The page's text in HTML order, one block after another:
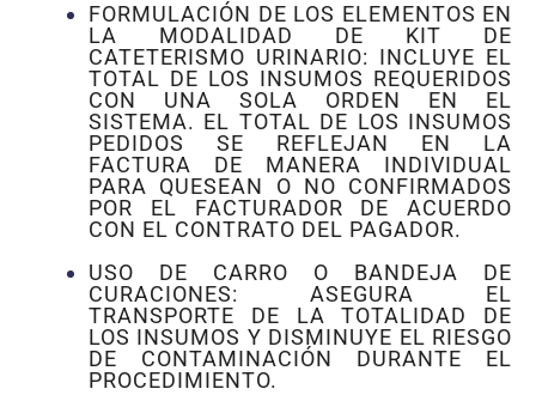
FORMULACIÓN DE LOS ELEMENTOS EN
LA MODALIDAD DE KIT DE
CATETERISMO URINARIO: INCLUYE EL
TOTAL DE LOS INSUMOS REQUERIDOS
CON UNA SOLA ORDEN EN EL
SISTEMA. EL TOTAL DE LOS INSUMOS
PEDIDOS SE REFLEJAN EN LA
FACTURA DE MANERA INDIVIDUAL
PARA QUESEAN O NO CONFIRMADOS
POR EL FACTURADOR DE ACUERDO
CON EL CONTRATO DEL PAGADOR.
USO DE CARRO O BANDEJA DE
CURACIONES: ASEGURA EL
TRANSPORTE DE LA TOTALIDAD DE
LOS INSUMOS Y DISMINUYE EL RIESGO
DE CONTAMINACIÓN DURANTE EL
PROCEDIMIENTO.